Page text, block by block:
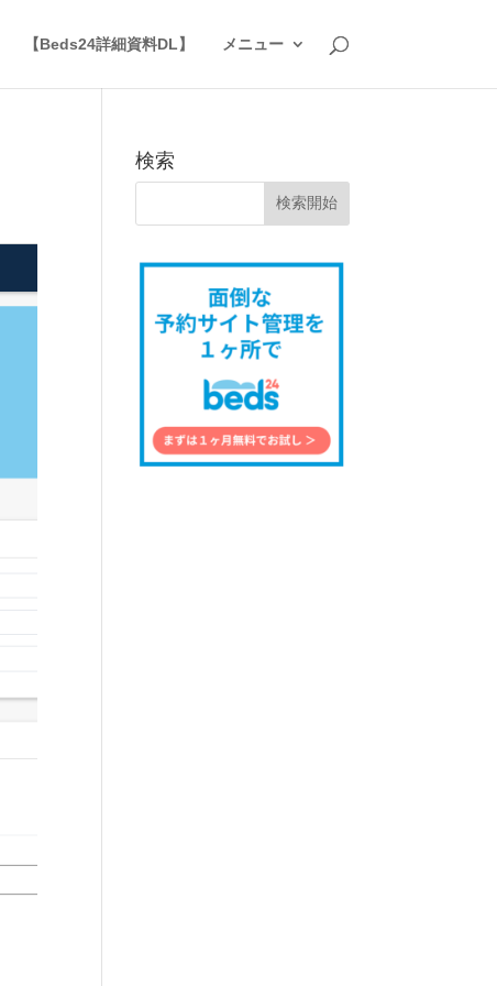
【Beds24詳細資料DL】 メニュー
検索